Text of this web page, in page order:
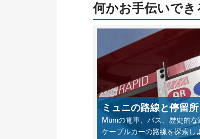
何かお手伝いで
ミュニの路線と停留所
Muniの電車、バス、歴史的
ケーブルカーの路線を探索し